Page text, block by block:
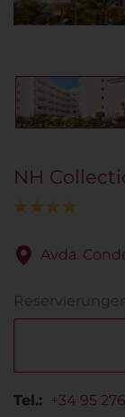
NH
Avda.
Tel.: +34 95